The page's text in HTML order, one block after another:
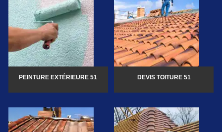
PEINTURE EXTÉRIEURE 51 DEVIS TOITURE 51